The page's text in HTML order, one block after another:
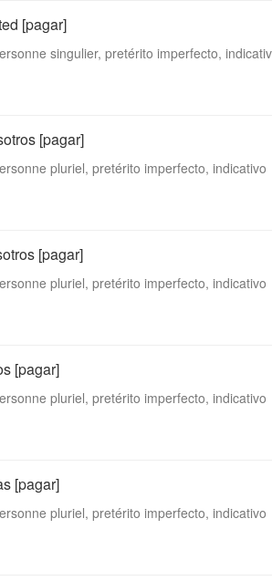
[pagar]
singulier, pretérito imperfecto,
[pagar]
pluriel, pretérito imperfecto, indicativo
[pagar]
pluriel, pretérito imperfecto, indicativo
[pagar]
pluriel, pretérito imperfecto, indicativo
[pagar]
pluriel, pretérito imperfecto, indicativo